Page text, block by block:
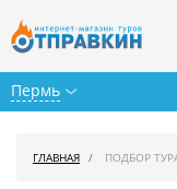
Пермь
ГЛАВНАЯ ПОДБОР